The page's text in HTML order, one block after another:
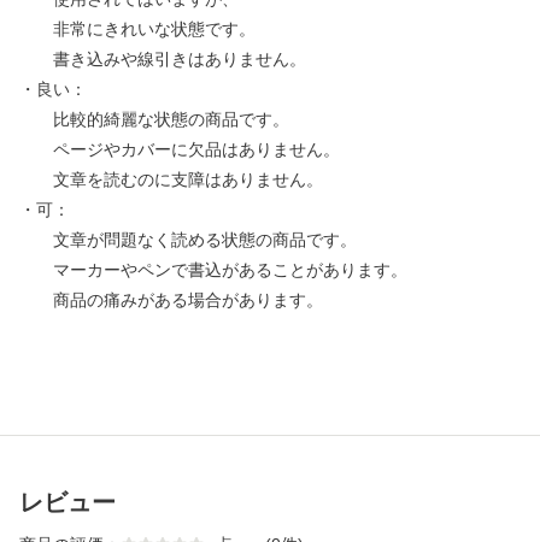
非常にきれいな状態です。
書き込みや線引きはありません。
・良い：
比較的綺麗な状態の商品です。
ページやカバーに欠品はありません。
文章を読むのに支障はありません。
・可：
文章が問題なく読める状態の商品です。
マーカーやペンで書込があることがあります。
商品の痛みがある場合があります。
レビュー